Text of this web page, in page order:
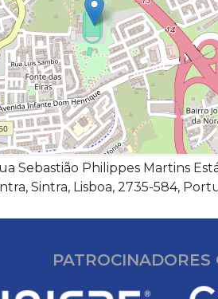
Sebastião Philippes Martins
Sintra, Lisboa, 2735-584,
PATROCINADORES